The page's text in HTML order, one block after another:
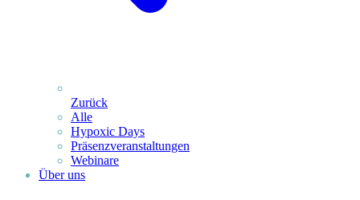
Zurück
Alle
Hypoxic Days
Präsenz­veranstaltungen
Webinare
Über uns